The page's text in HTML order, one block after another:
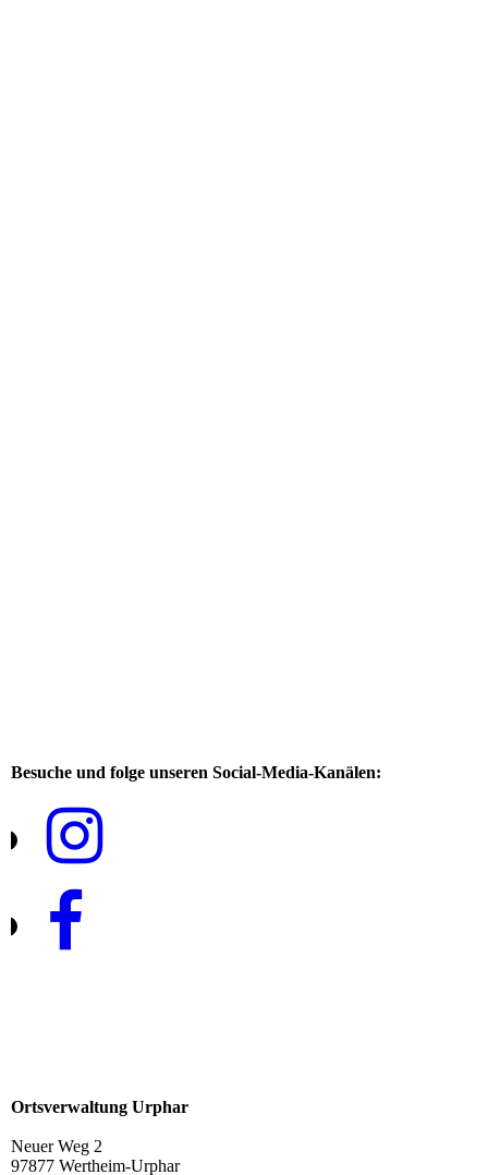
Besuche und folge unseren Social-Media-Kanälen:
Ortsverwaltung Urphar
Neuer Weg 2
97877 Wertheim-Urphar